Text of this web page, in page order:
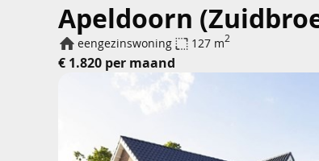
Apeldoorn
eengezinswoning 127 m2
€ 1.820 per maand